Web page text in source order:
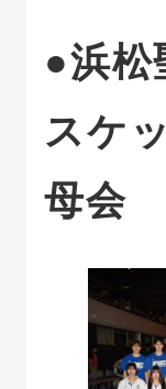
●浜松
スケ
母会